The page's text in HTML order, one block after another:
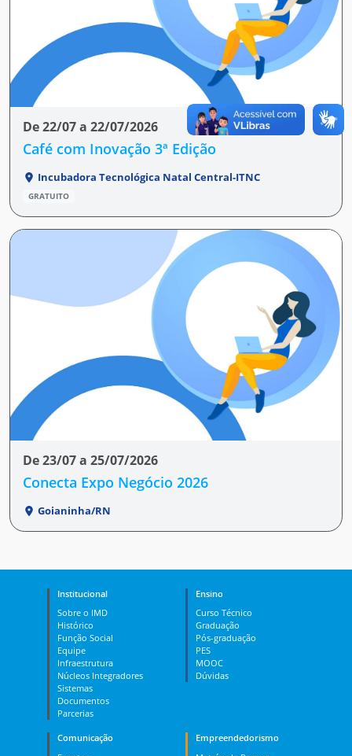
De 22/07 a 22/07/2026
Café com Inovação 3ª Edição
Incubadora Tecnológica Natal Central-ITNC
GRATUITO
De 23/07 a 25/07/2026
Conecta Expo Negócio 2026
Goianinha/RN
Institucional
Sobre o IMD
Histórico
Função Social
Equipe
Infraestrutura
Núcleos Integradores
Sistemas
Documentos
Parcerias
Ensino
Curso Técnico
Graduação
Pós-graduação
PES
MOOC
Dúvidas
Comunicação
Empreendedorismo